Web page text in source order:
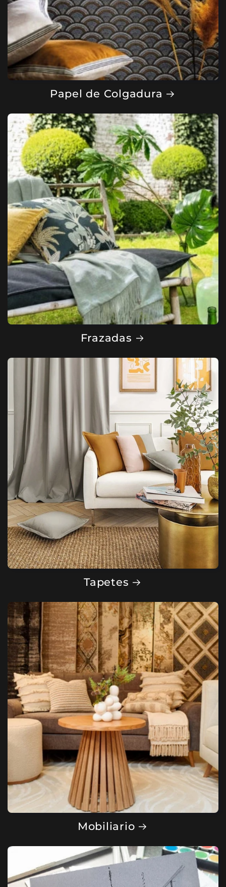
Papel de Colgadura
Frazadas
Tapetes
Mobiliario